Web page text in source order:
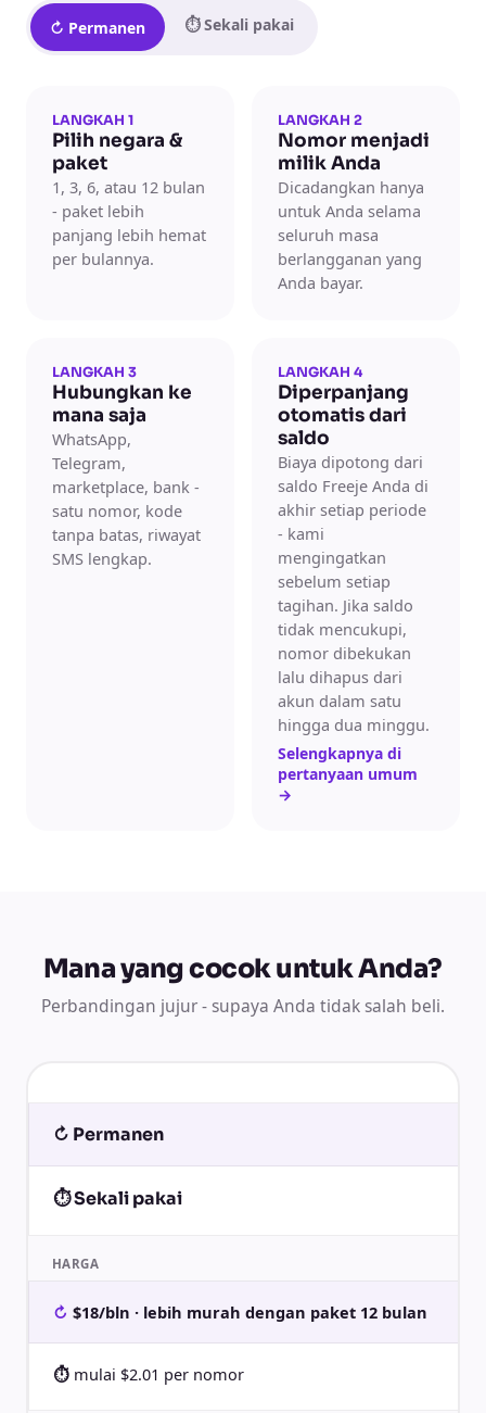
↻ Permanen ⏱ Sekali pakai
LANGKAH 1
Pilih negara &
paket
1, 3, 6, atau 12 bulan
- paket lebih
panjang lebih hemat
per bulannya.
LANGKAH 2
Nomor menjadi
milik Anda
Dicadangkan hanya
untuk Anda selama
seluruh masa
berlangganan yang
Anda bayar.
LANGKAH 3
Hubungkan ke
mana saja
WhatsApp,
Telegram,
marketplace, bank -
satu nomor, kode
tanpa batas, riwayat
SMS lengkap.
LANGKAH 4
Diperpanjang
otomatis dari
saldo
Biaya dipotong dari
saldo Freeje Anda di
akhir setiap periode
- kami
mengingatkan
sebelum setiap
tagihan. Jika saldo
tidak mencukupi,
nomor dibekukan
lalu dihapus dari
akun dalam satu
hingga dua minggu.
Selengkapnya di
pertanyaan umum
→
Mana yang cocok untuk Anda?
Perbandingan jujur - supaya Anda tidak salah beli.
↻ Permanen
⏱ Sekali pakai
HARGA
$18/bln · lebih murah dengan paket 12 bulan
mulai $2.01 per nomor